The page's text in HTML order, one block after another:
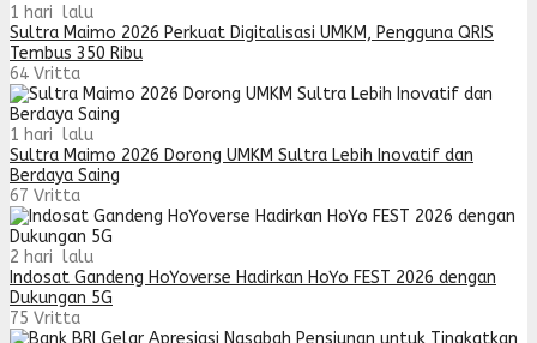
1 hari lalu
Sultra Maimo 2026 Perkuat Digitalisasi UMKM, Pengguna QRIS
Tembus 350 Ribu
64 Vritta
1 hari lalu
Sultra Maimo 2026 Dorong UMKM Sultra Lebih Inovatif dan
Berdaya Saing
67 Vritta
2 hari lalu
Indosat Gandeng HoYoverse Hadirkan HoYo FEST 2026 dengan
Dukungan 5G
75 Vritta